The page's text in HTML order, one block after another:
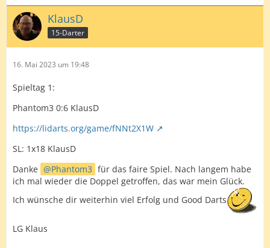
KlausD
15-Darter
16. Mai 2023 um 19:48
Spieltag 1:
Phantom3 0:6 KlausD
https://lidarts.org/game/fNNt2X1W
SL: 1x18 KlausD
Danke
Phantom3 für das faire Spiel. Nach langem habe
ich mal wieder die Doppel getroffen, das war mein Glück.
Ich wünsche dir weiterhin viel Erfolg und Good Darts
LG Klaus